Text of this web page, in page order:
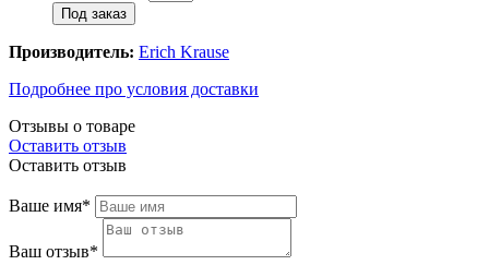
Под заказ
Производитель: Erich Krause
Подробнее про условия доставки
Отзывы о товаре
Оставить отзыв
Оставить отзыв
Ваше имя*
Ваш отзыв*